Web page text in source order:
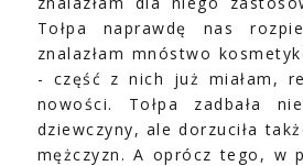
Tołpa naprawdę nas
znalazłam mnóstwo
- część z nich już miałam,
nowości. Tołpa zadbała
dziewczyny, ale dorzuciła
mężczyzn. A oprócz tego, w